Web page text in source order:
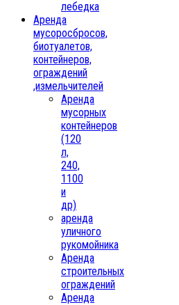
лебедка
Аренда
мусоросбросов,
биотуалетов,
контейнеров,
ограждений
,измельчителей
Аренда
мусорных
контейнеров
(120
л,
240,
1100
и
др)
аренда
уличного
рукомойника
Аренда
строительных
ограждений
Аренда